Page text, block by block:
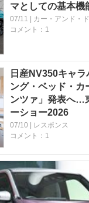
マとしての基本機
07/11 | カー・アンド・
コメント：1
日産NV350キャ
ング・ベッド・カ
ンツァ」発表へ…
ーショー2026
07/10 | レスポンス
コメント：1